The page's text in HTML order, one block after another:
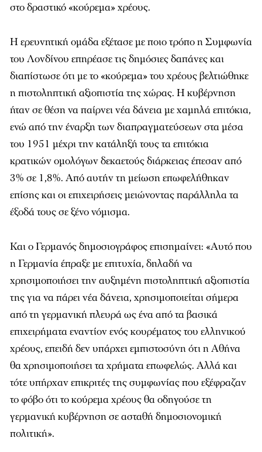
στο δραστικό «κούρεμα» χρέους.
Η ερευνητική ομάδα εξέτασε με ποιο τρόπο η Συμφωνία
του Λονδίνου επηρέασε τις δημόσιες δαπάνες και
διαπίστωσε ότι με το «κούρεμα» του χρέους βελτιώθηκε
η πιστοληπτική αξιοπιστία της χώρας. Η κυβέρνηση
ήταν σε θέση να παίρνει νέα δάνεια με χαμηλά επιτόκια,
ενώ από την έναρξη των διαπραγματεύσεων στα μέσα
του 1951 μέχρι την κατάληξή τους τα επιτόκια
κρατικών ομολόγων δεκαετούς διάρκειας έπεσαν από
3% σε 1,8%. Από αυτήν τη μείωση επωφελήθηκαν
επίσης και οι επιχειρήσεις μειώνοντας παράλληλα τα
έξοδά τους σε ξένο νόμισμα.
Και ο Γερμανός δημοσιογράφος επισημαίνει: «Αυτό που
η Γερμανία έπραξε με επιτυχία, δηλαδή να
χρησιμοποιήσει την αυξημένη πιστοληπτική αξιοπιστία
της για να πάρει νέα δάνεια, χρησιμοποιείται σήμερα
από τη γερμανική πλευρά ως ένα από τα βασικά
επιχειρήματα εναντίον ενός κουρέματος του ελληνικού
χρέους, επειδή δεν υπάρχει εμπιστοσύνη ότι η Αθήνα
θα χρησιμοποιήσει τα χρήματα επωφελώς. Αλλά και
τότε υπήρχαν επικριτές της συμφωνίας που εξέφραζαν
το φόβο ότι το κούρεμα χρέους θα οδηγούσε τη
γερμανική κυβέρνηση σε ασταθή δημοσιονομική
πολιτική».